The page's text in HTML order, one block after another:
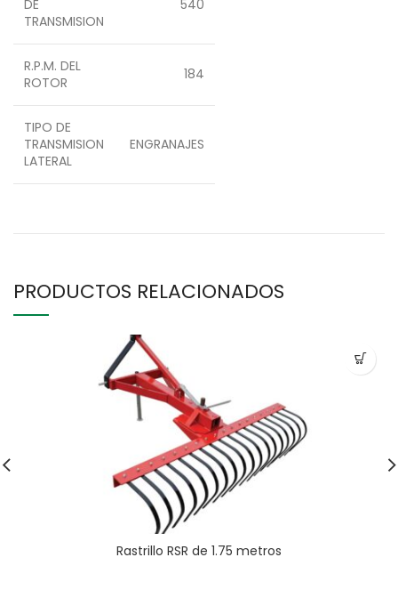
DE
TRANSMISION
540
R.P.M. DEL
ROTOR
184
TIPO DE
TRANSMISION
LATERAL
ENGRANAJES
PRODUCTOS RELACIONADOS
Rastrillo RSR de 1.75 metros